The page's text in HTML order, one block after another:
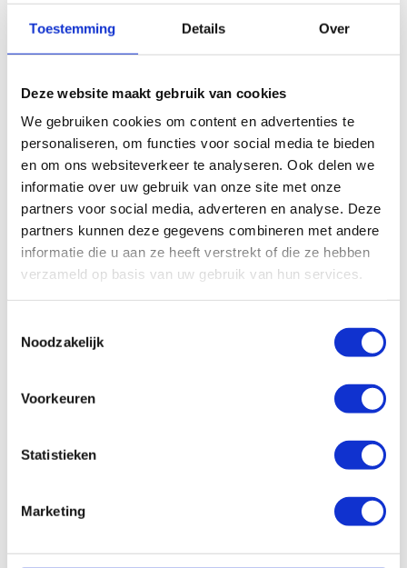
Toestemming Details Over
Deze website maakt gebruik van cookies
We gebruiken cookies om content en advertenties te
personaliseren, om functies voor social media te bieden
en om ons websiteverkeer te analyseren. Ook delen we
informatie over uw gebruik van onze site met onze
partners voor social media, adverteren en analyse. Deze
partners kunnen deze gegevens combineren met andere
informatie die u aan ze heeft verstrekt of die ze hebben
verzameld op basis van uw gebruik van hun services.
Noodzakelijk
Voorkeuren
Statistieken
Marketing
SKF Vet LGWA 2 18Kg
SKF Vet LGWA 2 in 200
SKF Vet LGWA 2 5Kg
€172,01 Excl. btw
SKF Vet LGWA 2 in 400